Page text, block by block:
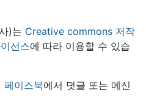
)는 Creative commons 저작
선스에 따라 이용할 수 있습
페이스북에서 덧글 또는 메신